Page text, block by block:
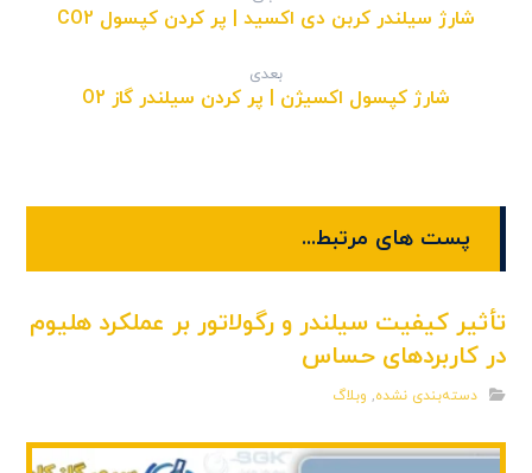
شارژ سیلندر کربن دی اکسید | پر کردن کپسول CO2
بعدی
شارژ کپسول اکسیژن | پر کردن سیلندر گاز O2
پست های مرتبط...
تأثیر کیفیت سیلندر و رگولاتور بر عملکرد هلیوم
در کاربردهای حساس
دسته‌بندی نشده, وبلاگ